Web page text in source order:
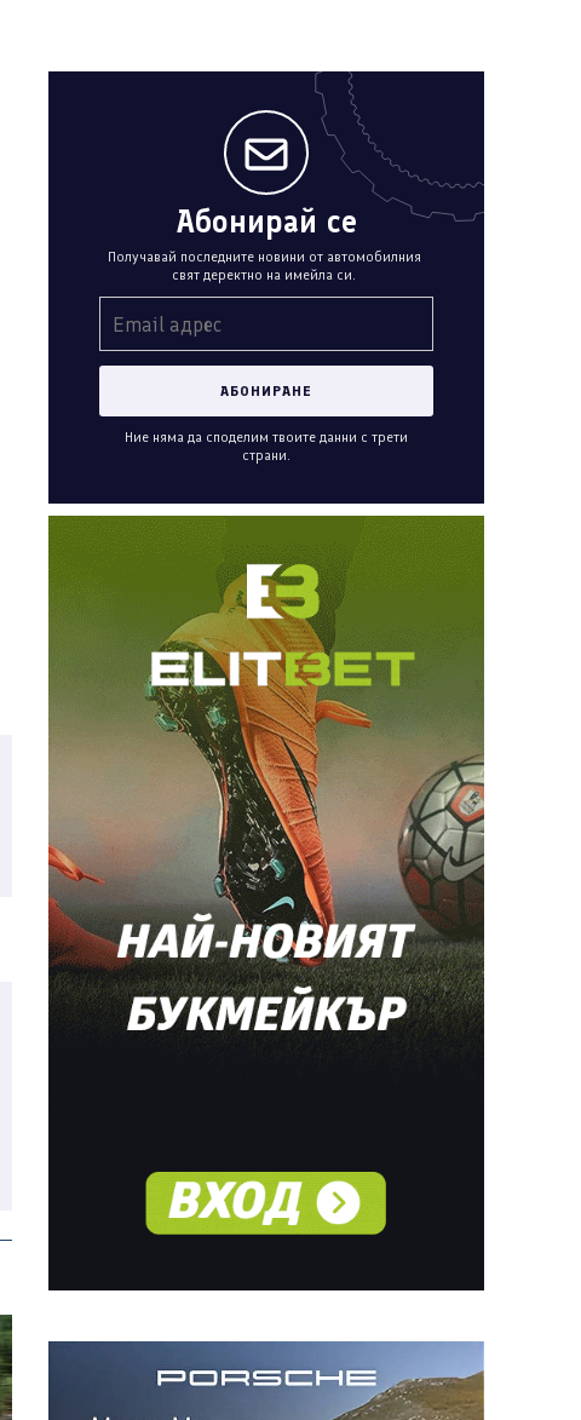
Абонирай се
Получавай последните новини от автомобилния
свят деректно на имейла си.
Ние няма да споделим твоите данни с трети
страни.